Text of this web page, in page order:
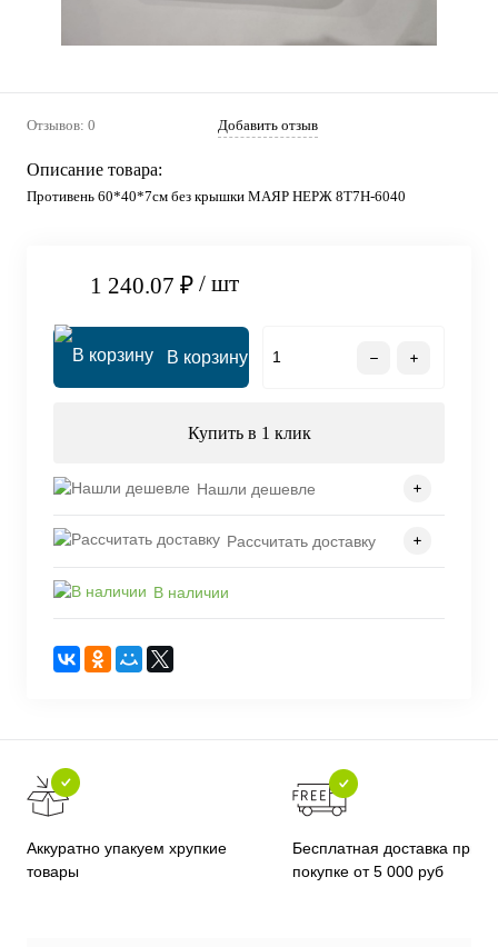
Отзывов: 0 Добавить отзыв
Описание товара:
Противень 60*40*7см без крышки МАЯР НЕРЖ 8T7H-6040
1 240.07 ₽ / шт
В корзину
Купить в 1 клик
Нашли дешевле
Рассчитать доставку
В наличии
Аккуратно упакуем хрупкие
товары
Бесплатная доставка при
покупке от 5 000 руб